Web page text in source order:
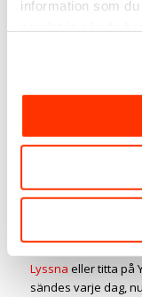
information som
som exempelvis
Jocke Jardenberg
säsongen. Här är
medier. Intressanta
morgon med allt
annonsering på
studiokvalitet.
Lyssna eller titta på
sändes varje dag,